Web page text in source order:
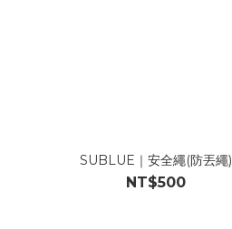
SUBLUE｜安全繩(防丟繩)
NT$500